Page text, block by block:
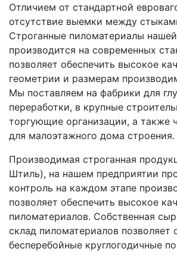
Отличием от стандартной
отсутствие выемки между
Строганные пиломатериалы
производится на современных
позволяет обеспечить высокое
геометрии и размерам
Мы поставляем на фабрики для
переработки, в крупные
торгующие организации, а также
для малоэтажного дома строения.
Производимая строганная
Штиль), на нашем предприятии
контроль на каждом этапе
позволяет обеспечить высокое
пиломатериалов. Собственная
склад пиломатериалов позволяет
бесперебойные круглогодичные